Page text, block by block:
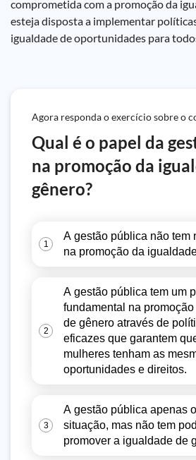
comprometida com a promoção da
esteja disposta a implementar
igualdade de oportunidades para
Agora responda o exercício sobre o
Qual é o papel da
na promoção da
gênero?
1
A gestão pública não tem
na promoção da
2
A gestão pública tem um
fundamental na
de gênero através de
eficazes que garantem
mulheres tenham as
oportunidades e direitos.
3
A gestão pública apenas
situação, mas não tem
promover a igualdade de